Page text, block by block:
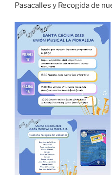
Pasacalles y Recogida de